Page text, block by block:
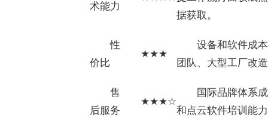
术能力
据获取。
性
价比
★★★
设备和软件成
团队、大型工厂改
售
后服务
★★★☆
国际品牌体系
和点云软件培训能